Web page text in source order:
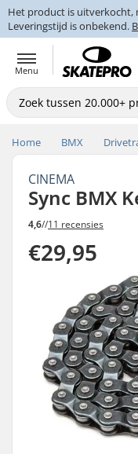
Het product is uitverkocht,
Leveringstijd is onbekend.
Menu
Home BMX
CINEMA
Sync BMX
4,6//11 recensies
€29,95